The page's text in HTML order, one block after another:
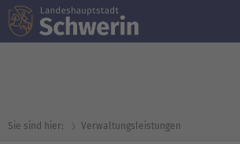
Sie sind hier: Verwaltungsleistungen